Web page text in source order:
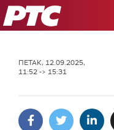
РТС
ПЕТАК, 12.09.2025,
11:52 -> 15:31